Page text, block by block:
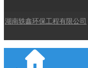
湖南轶鑫环保工程有限公司